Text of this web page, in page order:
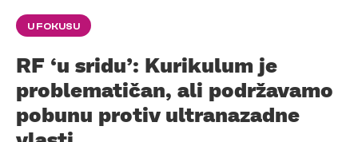
U FOKUSU
RF ‘u sridu’: Kurikulum je
problematičan, ali podržavamo
pobunu protiv ultranazadne